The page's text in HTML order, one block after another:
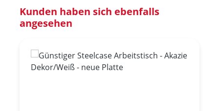
Produktgalerie überspringen
Kunden haben sich ebenfalls
angesehen